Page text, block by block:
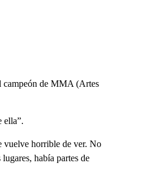
campeón de MMA (Artes
ella”.
vuelve horrible de ver. No
había partes de